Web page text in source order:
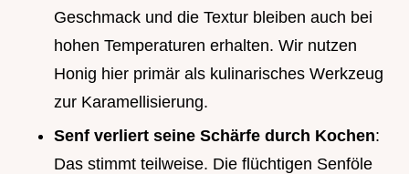
Geschmack und die Textur bleiben auch bei
hohen Temperaturen erhalten. Wir nutzen
Honig hier primär als kulinarisches Werkzeug
zur Karamellisierung.
Senf verliert seine Schärfe durch Kochen:
Das stimmt teilweise. Die flüchtigen Senföle